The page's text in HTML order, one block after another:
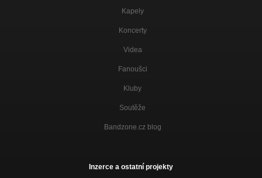
Kapely
Koncerty
Videa
Fanoušci
Kluby
Soutěže
Bandzone.cz blog
Inzerce a ostatní projekty